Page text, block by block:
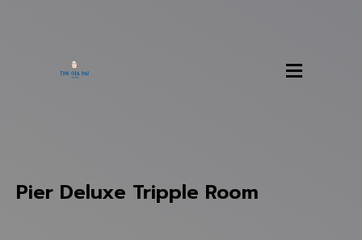
Pier Deluxe Tripple Room